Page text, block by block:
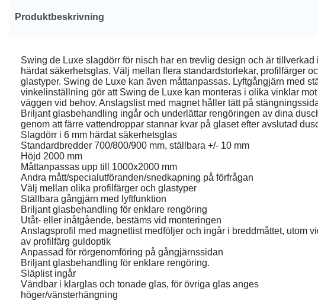
Produktbeskrivning
Swing de Luxe slagdörr för nisch har en trevlig design och är tillverkad
härdat säkerhetsglas. Välj mellan flera standardstorlekar, profilfärger
glastyper. Swing de Luxe kan även måttanpassas. Lyftgångjärn med
vinkelinställning gör att Swing de Luxe kan monteras i olika vinklar mot
väggen vid behov. Anslagslist med magnet håller tätt på
Briljant glasbehandling ingår och underlättar rengöringen av dina
genom att färre vattendroppar stannar kvar på glaset efter avslutad
Slagdörr i 6 mm härdat säkerhetsglas
Standardbredder 700/800/900 mm, ställbara +/- 10 mm
Höjd 2000 mm
Måttanpassas upp till 1000x2000 mm
Andra mått/specialutföranden/snedkapning på förfrågan
Välj mellan olika profilfärger och glastyper
Ställbara gångjärn med lyftfunktion
Briljant glasbehandling för enklare rengöring
Utåt- eller inåtgående, bestäms vid monteringen
Anslagsprofil med magnetlist medföljer och ingår i breddmåttet, utom
av profilfärg guldoptik
Anpassad för rörgenomföring på gångjärnssidan
Briljant glasbehandling för enklare rengöring.
Släplist ingår
Vändbar i klarglas och tonade glas, för övriga glas anges
höger/vänsterhängning